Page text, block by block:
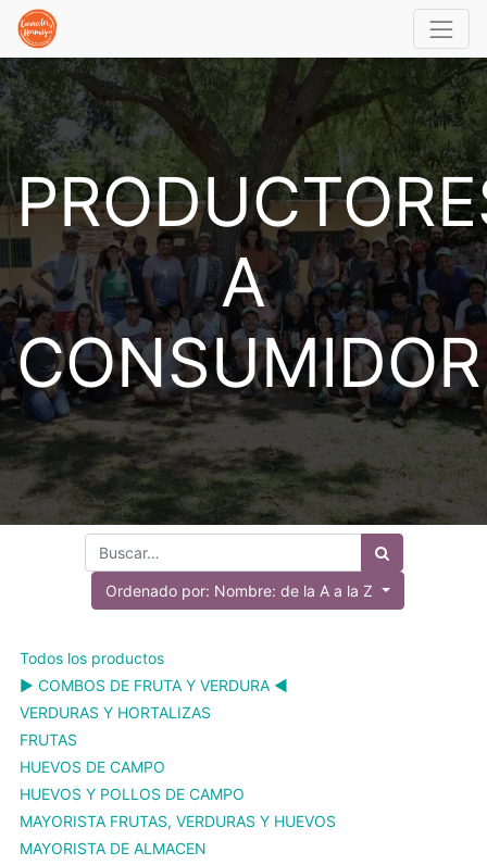
A
Ordenado por: Nombre: de la A a la Z
Todos los productos
▶️ COMBOS DE FRUTA Y VERDURA ◀️
VERDURAS Y HORTALIZAS
FRUTAS
HUEVOS DE CAMPO
HUEVOS Y POLLOS DE CAMPO
MAYORISTA FRUTAS, VERDURAS Y HUEVOS
MAYORISTA DE ALMACEN